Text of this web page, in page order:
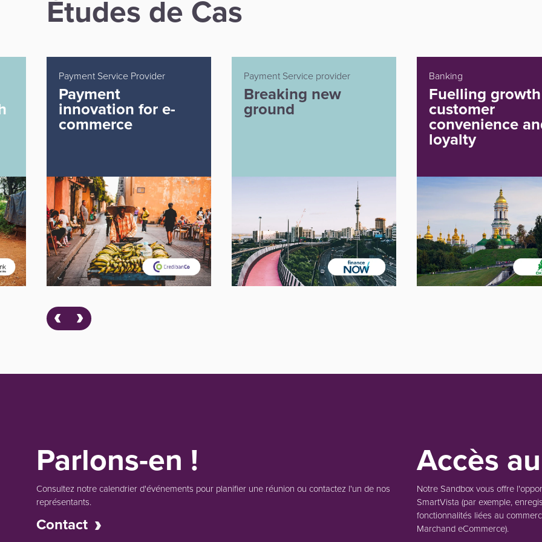
Études de Cas
Payment Service provider
Breaking new
ground
Banking
Fuelling growth in
customer
convenience and
Banking
Building a
bank from
Parlons-en !
Consultez notre calendrier d'événements pour planifier une réunion ou contactez l'un de nos
représentants.
Contact
Accès
Notre Sandbox vous offre
SmartVista (par exemple,
fonctionnalités liées au
Marchand eCommerce).